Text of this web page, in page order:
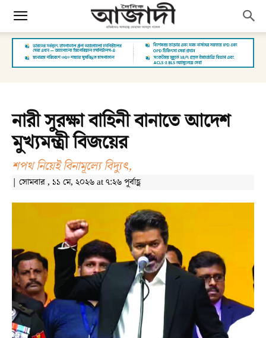
নারী সুরক্ষা বাহিনী বানাতে আদেশ
মুখ্যমন্ত্রী বিজয়ের
শপথ নিয়েই বিনামূল্যে বিদ্যুৎ,
| সোমবার , ১১ মে, ২০২৬ at ৭:২৬ পূর্বাহ্ণ